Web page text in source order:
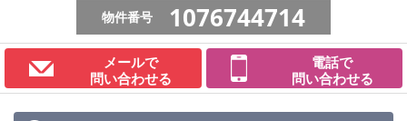
物件番号 1076744714
メールで
問い合わせる
電話で
問い合わせる